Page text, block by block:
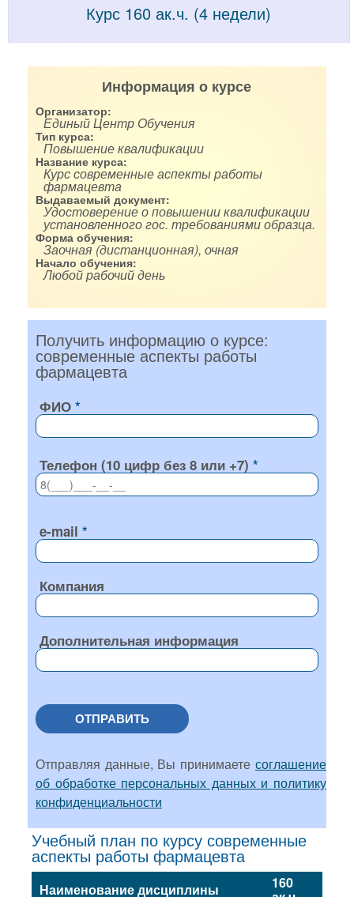
Курс 160 ак.ч. (4 недели)
Информация о курсе
Организатор:
Единый Центр Обучения
Тип курса:
Повышение квалификации
Название курса:
Курс современные аспекты работы
фармацевта
Выдаваемый документ:
Удостоверение о повышении квалификации
установленного гос. требованиями образца.
Форма обучения:
Заочная (дистанционная), очная
Начало обучения:
Любой рабочий день
Получить информацию о курсе:
современные аспекты работы
фармацевта
ФИО
Телефон (10 цифр без 8 или +7)
e-mail
Компания
Дополнительная информация
ОТПРАВИТЬ
Отправляя данные, Вы принимаете соглашение
об обработке персональных данных и политику
конфиденциальности
Учебный план по курсу современные
аспекты работы фармацевта
Наименование дисциплины 160